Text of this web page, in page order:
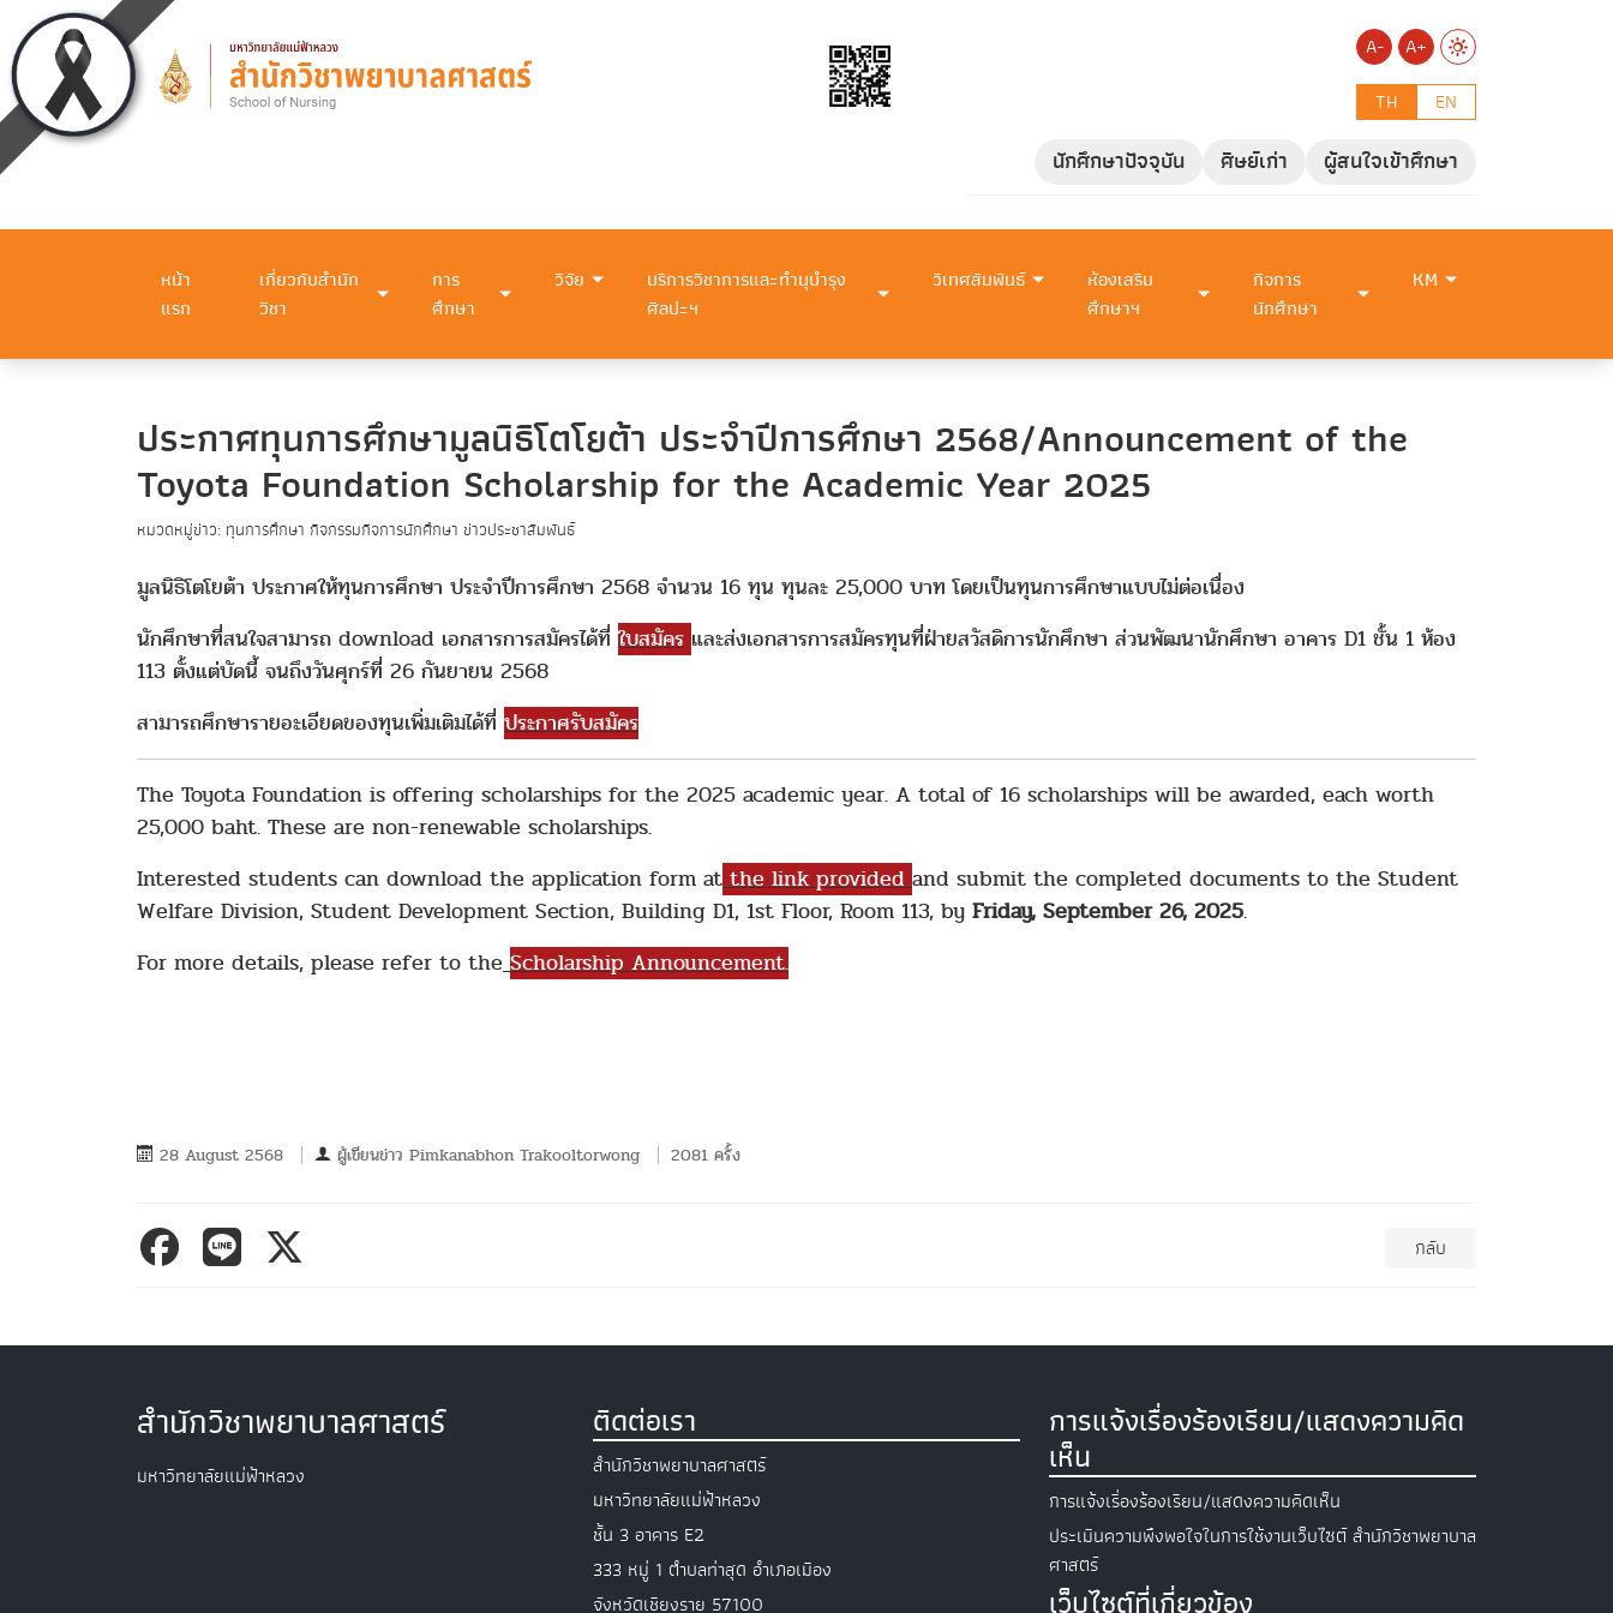
A-
A+
TH
EN
นักศึกษาปัจจุบัน ศิษย์เก่า ผู้สนใจเข้าศึกษา
หน้า
แรก
เกี่ยวกับสำนัก
วิชา
การ
ศึกษา
วิจัย
บริการวิชาการและทำนุบำรุง
ศิลปะฯ
วิเทศสัมพันธ์
ห้องเสริม
ศึกษาฯ
กิจการ
นักศึกษา
KM
ประกาศทุนการศึกษามูลนิธิโตโยต้า ประจำปีการศึกษา 2568/Announcement of the
Toyota Foundation Scholarship for the Academic Year 2025
หมวดหมู่ข่าว: ทุนการศึกษา กิจกรรมกิจการนักศึกษา ข่าวประชาสัมพันธ์
มูลนิธิโตโยต้า ประกาศให้ทุนการศึกษา ประจำปีการศึกษา 2568 จำนวน 16 ทุน ทุนละ 25,000 บาท โดยเป็นทุนการศึกษาแบบไม่ต่อเนื่อง
นักศึกษาที่สนใจสามารถ download เอกสารการสมัครได้ที่ ใบสมัคร และส่งเอกสารการสมัครทุนที่ฝ่ายสวัสดิการนักศึกษา ส่วนพัฒนานักศึกษา อาคาร D1 ชั้น 1 ห้อง
113 ตั้งแต่บัดนี้ จนถึงวันศุกร์ที่ 26 กันยายน 2568
สามารถศึกษารายอะเอียดของทุนเพิ่มเติมได้ที่ ประกาศรับสมัคร
The Toyota Foundation is offering scholarships for the 2025 academic year. A total of 16 scholarships will be awarded, each worth
25,000 baht. These are non-renewable scholarships.
Interested students can download the application form atthe link providedand submit the completed documents to the Student
Welfare Division, Student Development Section, Building D1, 1st Floor, Room 113, by Friday, September 26, 2025.
For more details, please refer to the ScholarshipAnnouncement.
28 August 2568 ผู้เขียนข่าว Pimkanabhon Trakooltorwong 2081 ครั้ง
กลับ
สำนักวิชาพยาบาลศาสตร์
มหาวิทยาลัยแม่ฟ้าหลวง
ติดต่อเรา
สำนักวิชาพยาบาลศาสตร์
มหาวิทยาลัยแม่ฟ้าหลวง
ชั้น 3 อาคาร E2
333 หมู่ 1 ตำบลท่าสุด อำเภอเมือง
จังหวัดเชียงราย 57100
การแจ้งเรื่องร้องเรียน/แสดงความคิด
เห็น
การแจ้งเรื่องร้องเรียน/แสดงความคิดเห็น
ประเมินความพึงพอใจในการใช้งานเว็บไซต์ สำนักวิชาพยาบาล
ศาสตร์
เว็บไซต์ที่เกี่ยวข้อง